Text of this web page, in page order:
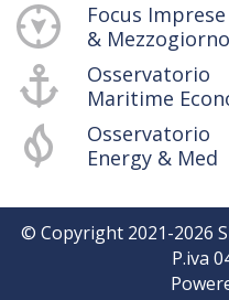
Focus Imprese
& Mezzogiorno
Osservatorio
Maritime
Osservatorio
Energy & Med
© Copyright 2021-2026
P.iva